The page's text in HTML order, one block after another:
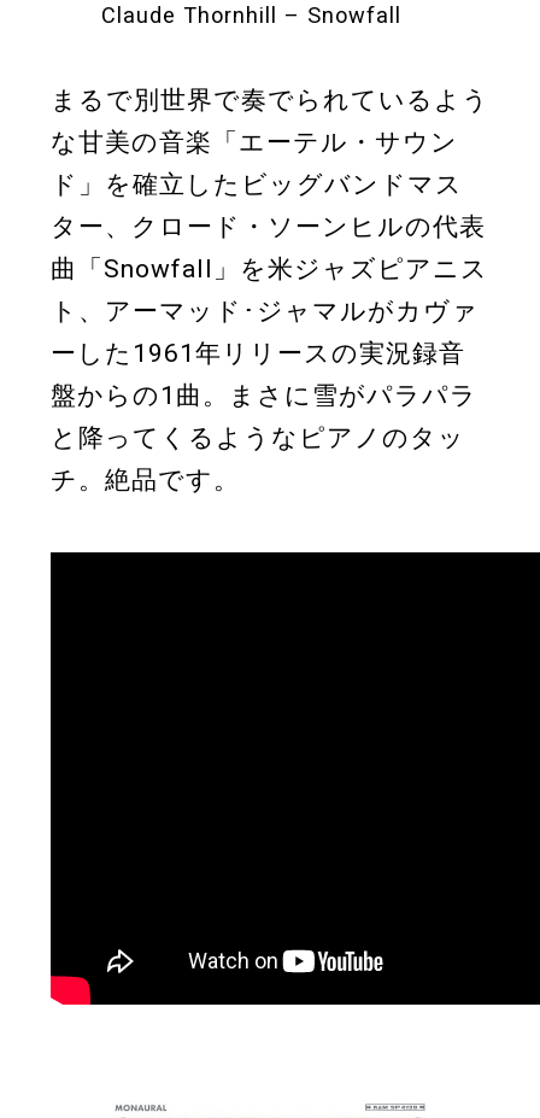
Claude Thornhill – Snowfall
まるで別世界で奏でられているよう
な甘美の音楽「エーテル・サウン
ド」を確立したビッグバンドマス
ター、クロード・ソーンヒルの代表
曲「Snowfall」を米ジャズピアニス
ト、アーマッド･ジャマルがカヴァ
ーした1961年リリースの実況録音
盤からの1曲。まさに雪がパラパラ
と降ってくるようなピアノのタッ
チ。絶品です。